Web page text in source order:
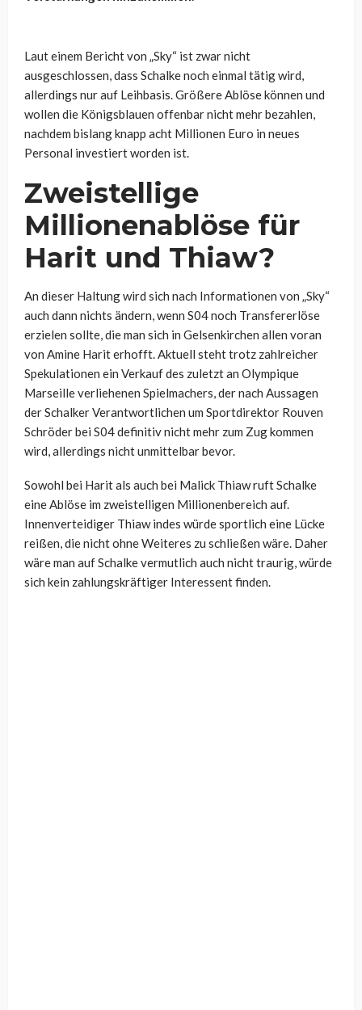
Laut einem Bericht von „Sky“ ist zwar nicht
ausgeschlossen, dass Schalke noch einmal tätig wird,
allerdings nur auf Leihbasis. Größere Ablöse können und
wollen die Königsblauen offenbar nicht mehr bezahlen,
nachdem bislang knapp acht Millionen Euro in neues
Personal investiert worden ist.
Zweistellige
Millionenablöse für
Harit und Thiaw?
An dieser Haltung wird sich nach Informationen von „Sky“
auch dann nichts ändern, wenn S04 noch Transfererlöse
erzielen sollte, die man sich in Gelsenkirchen allen voran
von Amine Harit erhofft. Aktuell steht trotz zahlreicher
Spekulationen ein Verkauf des zuletzt an Olympique
Marseille verliehenen Spielmachers, der nach Aussagen
der Schalker Verantwortlichen um Sportdirektor Rouven
Schröder bei S04 definitiv nicht mehr zum Zug kommen
wird, allerdings nicht unmittelbar bevor.
Sowohl bei Harit als auch bei Malick Thiaw ruft Schalke
eine Ablöse im zweistelligen Millionenbereich auf.
Innenverteidiger Thiaw indes würde sportlich eine Lücke
reißen, die nicht ohne Weiteres zu schließen wäre. Daher
wäre man auf Schalke vermutlich auch nicht traurig, würde
sich kein zahlungskräftiger Interessent finden.